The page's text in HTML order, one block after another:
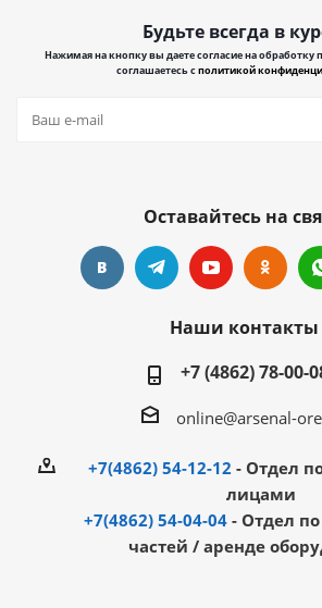
Будьте всегда в
Нажимая на кнопку вы даете согласие на
соглашаетесь сполитикой
Оставайтесь на
Наши контакты
+7 (4862) 78-00-
online@arsenal-
+7(4862) 54-12-12 - Отдел
лицами
+7(4862) 54-04-04 - Отдел
частей / аренде